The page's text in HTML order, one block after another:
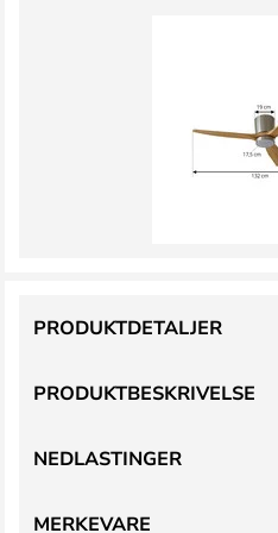
PRODUKTBESKRIVELSE
PRODUKTDETALJER
NEDLASTINGER
MERKEVARE